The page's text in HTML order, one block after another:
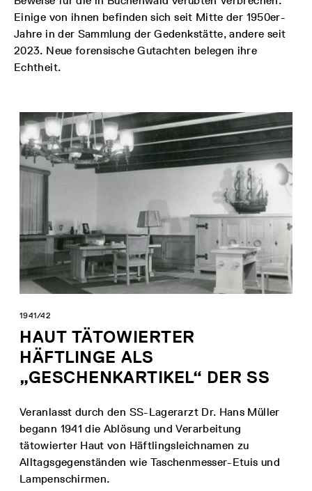
Einige von ihnen befinden sich seit Mitte der 1950er-
Jahre in der Sammlung der Gedenkstätte, andere seit
2023. Neue forensische Gutachten belegen ihre
Echtheit.
HAUT TÄTOWIERTER
HÄFTLINGE ALS
„GESCHENKARTIKEL“ DER SS
1941/42
Veranlasst durch den SS-Lagerarzt Dr. Hans Müller
begann 1941 die Ablösung und Verarbeitung
tätowierter Haut von Häftlingsleichnamen zu
Alltagsgegenständen wie Taschenmesser-Etuis und
Lampenschirmen.